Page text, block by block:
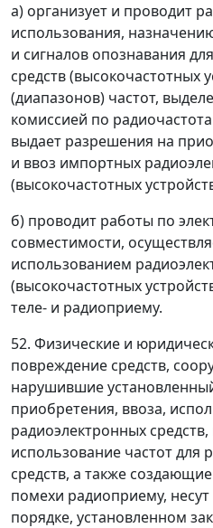
а) организует и проводит
использования,
и сигналов опознавания
средств (высокочастотных
(диапазонов) частот,
комиссией по
выдает разрешения на
и ввоз импортных
(высокочастотных
б) проводит работы по
совместимости,
использованием
(высокочастотных
теле- и радиоприему.
52. Физические и
повреждение средств,
нарушившие
приобретения, ввоза,
радиоэлектронных
использование частот для
средств, а также
помехи радиоприему, несут
порядке, установленном